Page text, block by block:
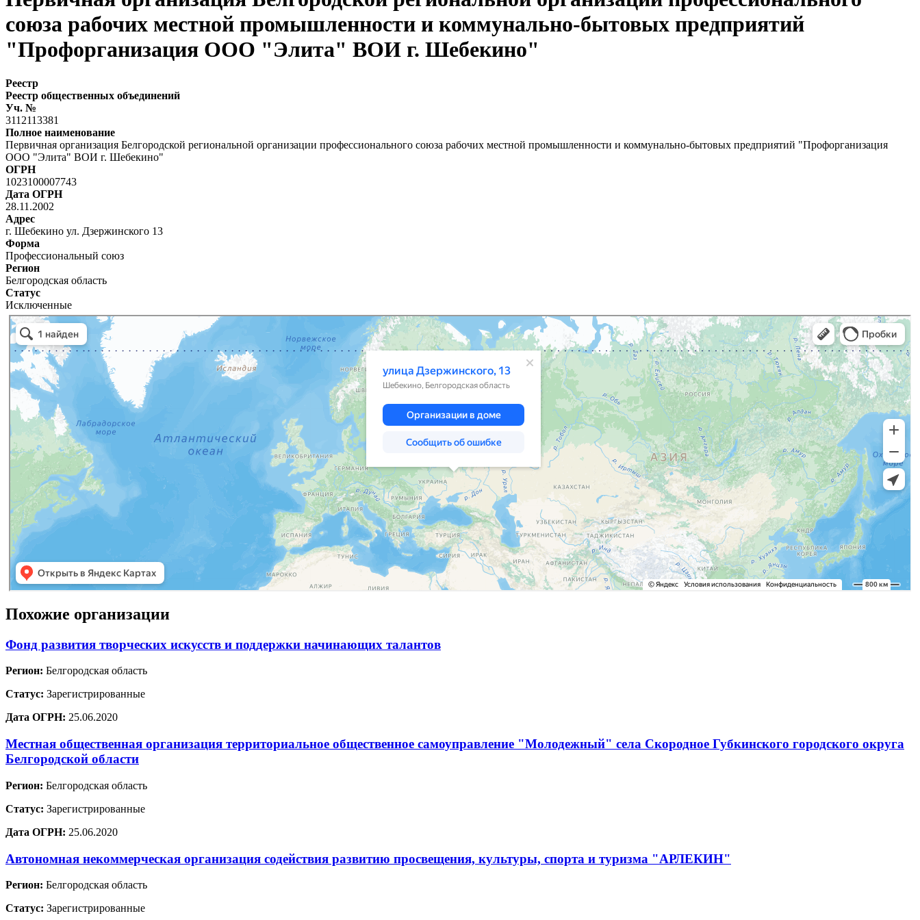
союза рабочих местной промышленности и коммунально-бытовых предприятий
"Профорганизация ООО "Элита" ВОИ г. Шебекино"
Реестр
Реестр общественных объединений
Уч. №
3112113381
Полное наименование
Первичная организация Белгородской региональной организации профессионального союза рабочих местной промышленности и коммунально-бытовых предприятий "Профорганизация
ООО "Элита" ВОИ г. Шебекино"
ОГРН
1023100007743
Дата ОГРН
28.11.2002
Адрес
г. Шебекино ул. Дзержинского 13
Форма
Профессиональный союз
Регион
Белгородская область
Статус
Исключенные
Похожие организации
Фонд развития творческих искусств и поддержки начинающих талантов
Регион: Белгородская область
Статус: Зарегистрированные
Дата ОГРН: 25.06.2020
Местная общественная организация территориальное общественное самоуправление "Молодежный" села Скородное Губкинского городского округа
Белгородской области
Регион: Белгородская область
Статус: Зарегистрированные
Дата ОГРН: 25.06.2020
Автономная некоммерческая организация содействия развитию просвещения, культуры, спорта и туризма "АРЛЕКИН"
Регион: Белгородская область
Статус: Зарегистрированные